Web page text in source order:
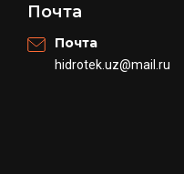
Почта
Почта
hidrotek.uz@mail.ru